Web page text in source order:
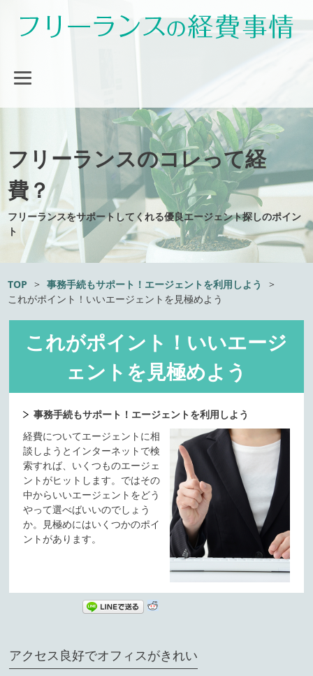
フリーランスのコレって経
費？
フリーランスをサポートしてくれる優良エージェント探しのポイン
ト
TOP > 事務手続もサポート！エージェントを利用しよう
>
これがポイント！いいエージェントを見極めよう
これがポイント！いいエージ
ェントを見極めよう
事務手続もサポート！エージェントを利用しよう
経費についてエージェントに相
談しようとインターネットで検
索すれば、いくつものエージェ
ントがヒットします。ではその
中からいいエージェントをどう
やって選べばいいのでしょう
か。見極めにはいくつかのポイ
ントがあります。
アクセス良好でオフィスがきれい